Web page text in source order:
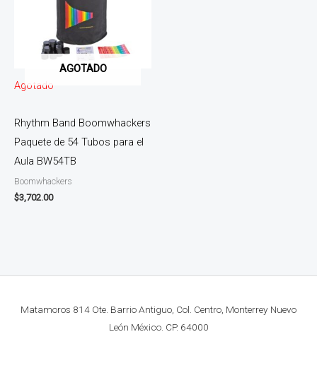
AGOTADO
Agotado
Rhythm Band Boomwhackers
Paquete de 54 Tubos para el
Aula BW54TB
Boomwhackers
$3,702.00
Matamoros 814 Ote. Barrio Antiguo, Col. Centro, Monterrey Nuevo
León México. CP. 64000